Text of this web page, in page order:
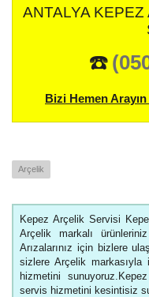
ANTALYA
☎️
Bizi Hemen
Arçelik
Kepez Arçelik Servisi
Arçelik markalı
Arızalarınız için bizlere
sizlere Arçelik
hizmetini
servis hizmetini kesintisiz